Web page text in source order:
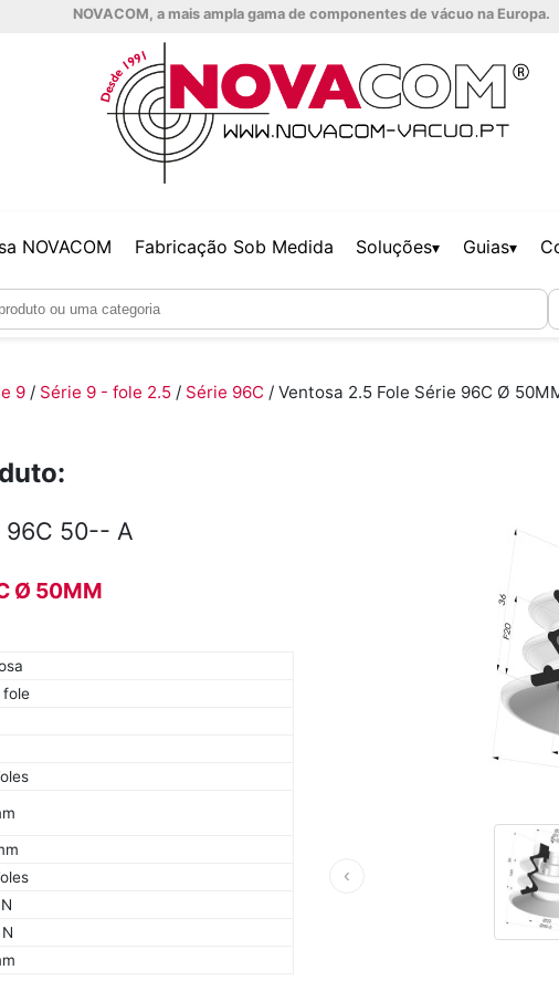
NOVACOM, a mais ampla gama de componentes de vácuo na Europa.
NOVACOM Fabricação Sob Medida Soluções▾ Guias▾
9 / Série 9 - fole 2.5 / Série 96C / Ventosa 2.5 Fole Série 96C Ø
96C 50-- A
Ø 50MM
fole
‹